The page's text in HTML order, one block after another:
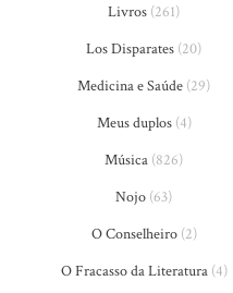
Livros (261)
Los Disparates (20)
Medicina e Saúde (29)
Meus duplos(4)
Música (826)
Nojo (63)
O Conselheiro(2)
O Fracasso da Literatura(4)